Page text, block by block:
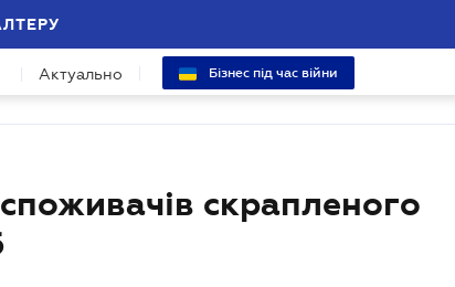
Актуально Бізнес під час війни
скрапленого